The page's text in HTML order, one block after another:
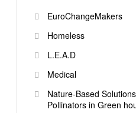
EuroChangeMakers
Homeless
L.E.A.D
Medical
Nature-Based
Pollinators in Green